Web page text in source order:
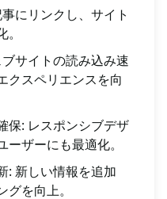
にリンクし、サイト
サイトの読み込み速
クスペリエンスを向
保: レスポンシブデザ
ザーにも最適化。
: 新しい情報を追加
を向上。